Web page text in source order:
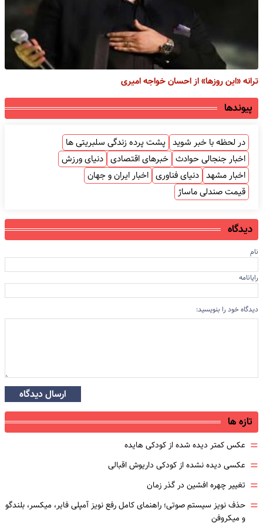
ترانه «این روزها» از احسان خواجه امیری
پیوندها
در لحظه با خبر شوید پشت پرده زندگی سلبریتی ها
اخبار جنجالی حوادث خبرهای اقتصادی دنیای ورزش
اخبار مشهد دنیای فناوری اخبار ایران و جهان
قیمت صندلی ماساژ
دیدگاه
نام
رایانامه
دیدگاه خود را بنویسید:
ارسال دیدگاه
تازه ها
= عکس کمتر دیده شده از کودکی هایده
= عکسی دیده نشده از کودکی داریوش اقبالی
= تغییر چهره افشین در گذر زمان
= حذف نویز سیستم صوتی؛ راهنمای کامل رفع نویز آمپلی فایر، میکسر، بلندگو
و میکروفن